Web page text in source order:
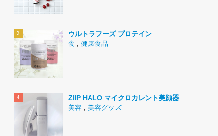
ウルトラフーズ プロテイン
食
健康食品
ZIIP HALO マイクロカレント美顔器
美容
美容グッズ